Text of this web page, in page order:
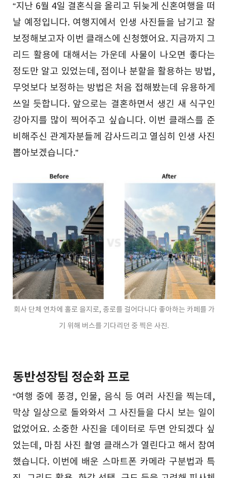
“지난 6월 4일 결혼식을 올리고 뒤늦게 신혼여행을 떠
날 예정입니다. 여행지에서 인생 사진들을 남기고 잘
보정해보고자 이번 클래스에 신청했어요. 지금까지 그
리드 활용에 대해서는 가운데 사물이 나오면 좋다는
정도만 알고 있었는데, 점이나 분할을 활용하는 방법,
무엇보다 보정하는 방법은 처음 접해봤는데 유용하게
쓰일 듯합니다. 앞으로는 결혼하면서 생긴 새 식구인
강아지를 많이 찍어주고 싶습니다. 이번 클래스를 준
비해주신 관계자분들께 감사드리고 열심히 인생 사진
뽑아보겠습니다.”
회사 단체 연차에 홀로 을지로, 종로를 걸어다니다 좋아하는 카페를 가
기 위해 버스를 기다리던 중 찍은 사진.
동반성장팀 정순화 프로
“여행 중에 풍경, 인물, 음식 등 여러 사진을 찍는데,
막상 일상으로 돌와와서 그 사진들을 다시 보는 일이
없었어요. 소중한 사진을 데이터로 두면 안되겠다 싶
었는데, 마침 사진 촬영 클래스가 열린다고 해서 참여
했습니다. 이번에 배운 스마트폰 카메라 구분법과 특